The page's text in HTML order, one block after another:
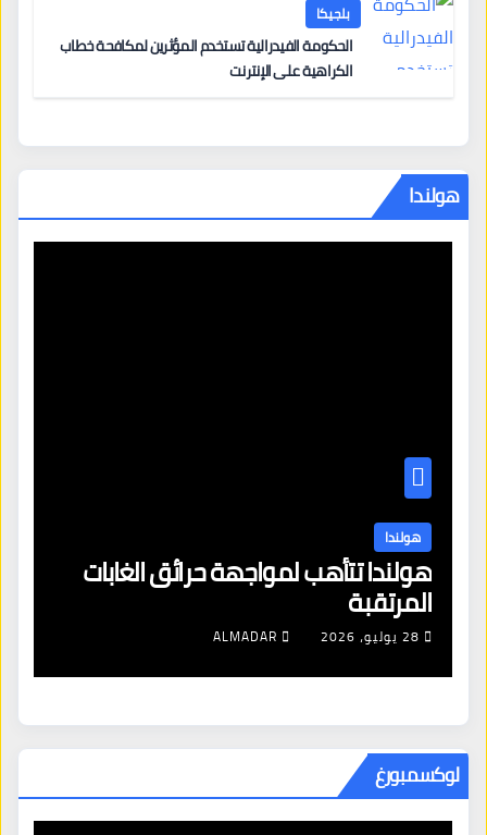
بلجيكا
الحكومة الفيدرالية تستخدم المؤثرين لمكافحة خطاب
الكراهية على الإنترنت
هولندا
هولندا
حريق الغابات يشل
5 أغسطس، 2026
في هولندا
لوكسمبورغ